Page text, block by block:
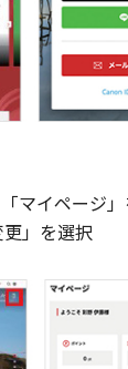
マイページ」
更」を選択